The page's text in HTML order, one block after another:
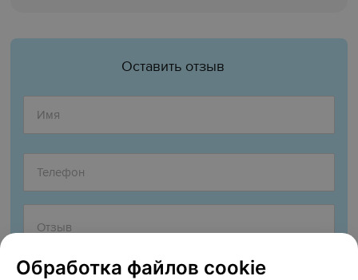
Оставить отзыв
Обработка файлов cookie